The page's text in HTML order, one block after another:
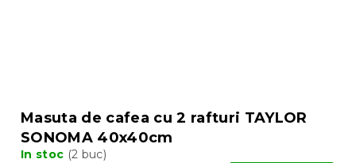
Masuta de cafea cu 2 rafturi TAYLOR
SONOMA 40x40cm
In stoc (2 buc)